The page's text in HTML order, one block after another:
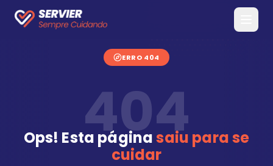
ERRO 404
404
Ops! Esta páginasaiu para se
cuidar